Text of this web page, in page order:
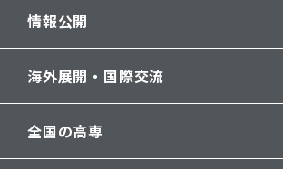
情報公開
海外展開・国際交流
全国の高専